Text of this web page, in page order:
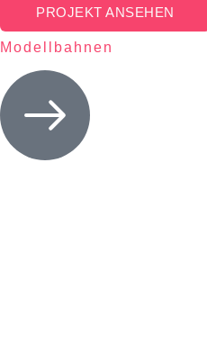
PROJEKT ANSEHEN
Modellbahnen